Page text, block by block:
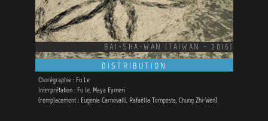
BAI-SHA-WAN (TAIWAN - 2016)
DISTRIBUTION
Chorégraphie : Fu Le
Interprétation : Fu le, Maya Eymeri
(remplacement : Eugenia Carnevalli, Rafaëlla Tempesta, Chung Zhi-Wen)